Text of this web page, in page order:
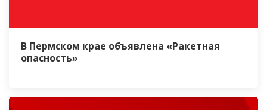
В Пермском крае объявлена «Ракетная
опасность»